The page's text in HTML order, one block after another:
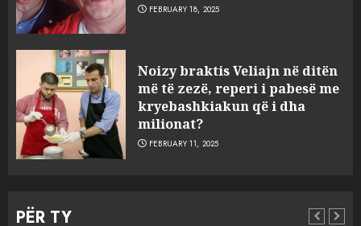
FEBRUARY 18, 2025
Noizy braktis Veliajn në ditën
më të zezë, reperi i pabesë me
kryebashkiakun që i dha
milionat?
FEBRUARY 11, 2025
PËR TY
3
sulmuan “One Albania”,
ngjarja u fsheh. A u vodhën
serverat?
MARCH 25, 2025